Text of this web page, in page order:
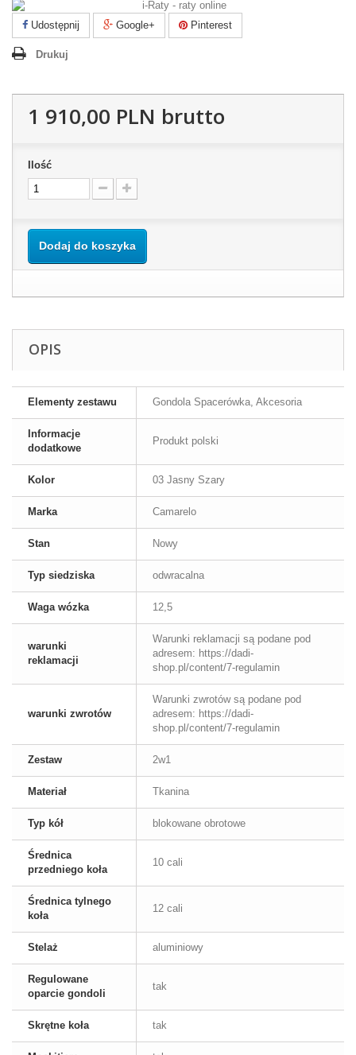
Udostępnij Google+ Pinterest
Drukuj
1 910,00 PLN brutto
Ilość
Dodaj do koszyka
OPIS
Elementy zestawu Gondola Spacerówka, Akcesoria
Informacje
dodatkowe
Produkt polski
Kolor 03 Jasny Szary
Marka Camarelo
Stan Nowy
Typ siedziska odwracalna
Waga wózka 12,5
warunki
reklamacji
Warunki reklamacji są podane pod
adresem: https://dadi-
shop.pl/content/7-regulamin
warunki zwrotów
Warunki zwrotów są podane pod
adresem: https://dadi-
shop.pl/content/7-regulamin
Zestaw 2w1
Materiał Tkanina
Typ kół blokowane obrotowe
Średnica
przedniego koła
10 cali
Średnica tylnego
koła
12 cali
Stelaż aluminiowy
Regulowane
oparcie gondoli
tak
Skrętne koła tak